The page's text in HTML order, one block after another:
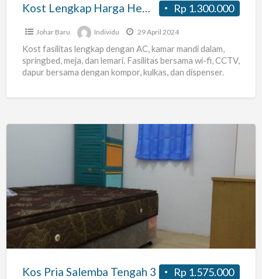
Rp 1.300.000
Kost Lengkap Harga Hemat di Jakarta Pusat
Johar Baru Individu 29 April 2024
Kost fasilitas lengkap dengan AC, kamar mandi dalam,
springbed, meja, dan lemari. Fasilitas bersama wi-fi, CCTV,
dapur bersama dengan kompor, kulkas, dan dispenser.
Salemba
Tengah
Rp 1.575.000
Kos Pria Salemba Tengah 3